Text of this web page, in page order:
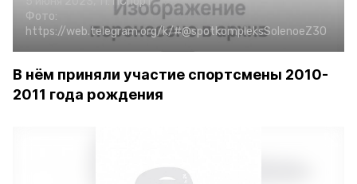
Фото:
https://web.telegram.org/k/#@spotkompleksSolenoeZ30
В нём приняли участие спортсмены 2010-
2011 года рождения